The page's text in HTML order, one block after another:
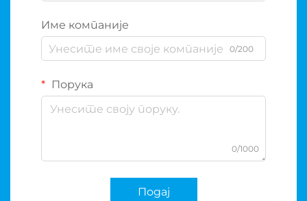
Име компаније
0/200
Порука
0/1000
Подај